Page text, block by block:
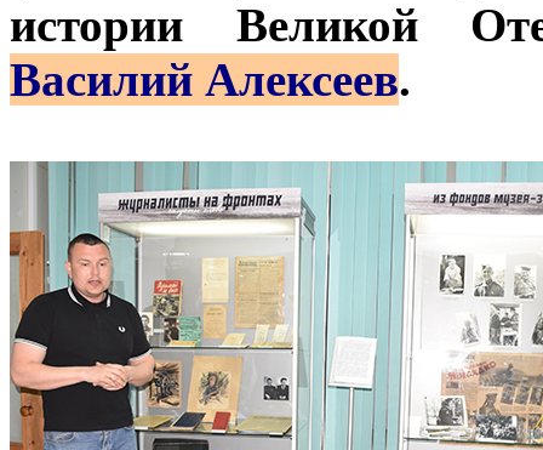
истории Великой
Василий Алексеев.